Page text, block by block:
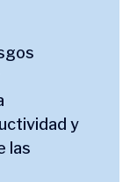
y
las